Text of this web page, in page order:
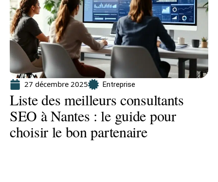
27 décembre 2025 Entreprise
Liste des meilleurs consultants
SEO à Nantes : le guide pour
choisir le bon partenaire